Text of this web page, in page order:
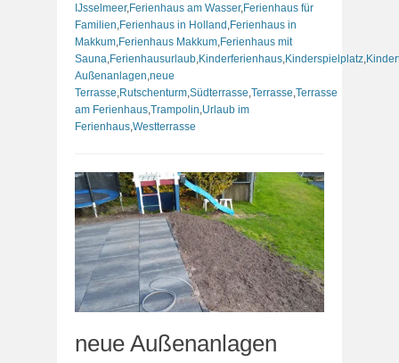
IJsselmeer, Ferienhaus am Wasser, Ferienhaus für
Familien Ferienhaus in Holland Ferienhaus in
Makkum Ferienhaus Makkum Ferienhaus mit
Sauna Ferienhausurlaub Kinderferienhaus Kinderspielplatz
Außenanlagen neue
Terrasse Rutschenturm Südterrasse Terrasse Terrasse
am Ferienhaus Trampolin Urlaub im
Ferienhaus Westterrasse
neue Außenanlagen